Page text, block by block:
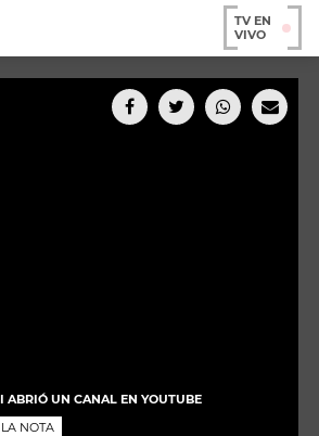
TV EN
VIVO
ABRIÓ UN CANAL EN YOUTUBE
NOTA